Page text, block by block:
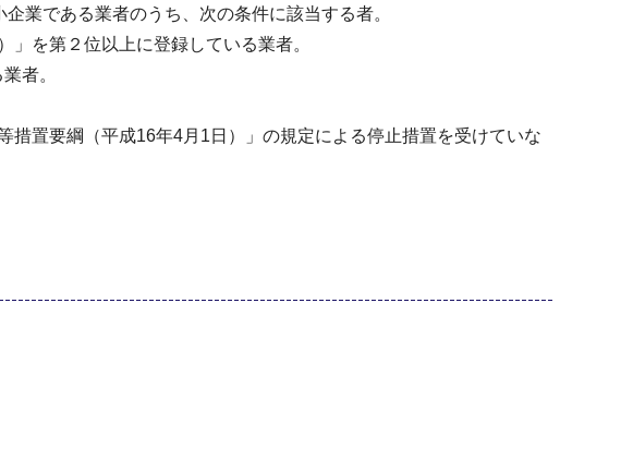
業である業者のうち、次の条件に該当する者。
を第２位以上に登録している業者。
者。
置要綱（平成16年4月1日）」の規定による停止措置を受けていな